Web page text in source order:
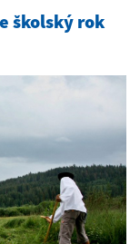
školský rok